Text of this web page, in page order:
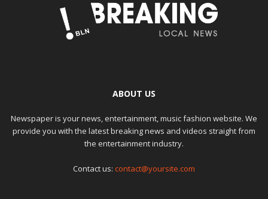
ABOUT US
Newspaper is your news, entertainment, music fashion website. We
provide you with the latest breaking news and videos straight from
the entertainment industry.
Contact us: contact@yoursite.com